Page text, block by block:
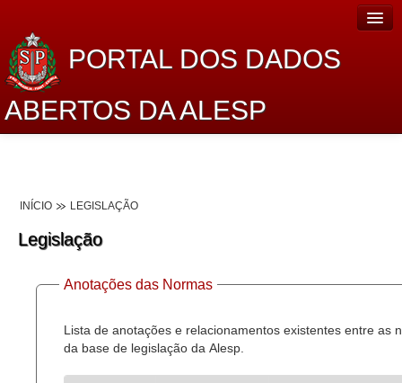
PORTAL DOS DADOS
ABERTOS DA ALESP
Dados Abertos Alesp
Lei de Acesso à Informação
Dados Governamentais Abertos
Planejamento
INÍCIO LEGISLAÇÃO
Legislação
Anotações das Normas
Lista de anotações e relacionamentos existentes entre as
da base de legislação da Alesp.